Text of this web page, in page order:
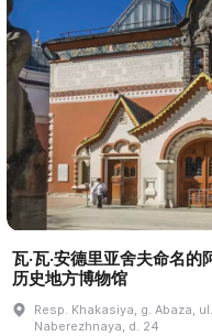
瓦·瓦·安德里亚舍夫命名的
历史地方博物馆
Resp. Khakasiya, g. Abaza, ul.
Naberezhnaya, d. 24